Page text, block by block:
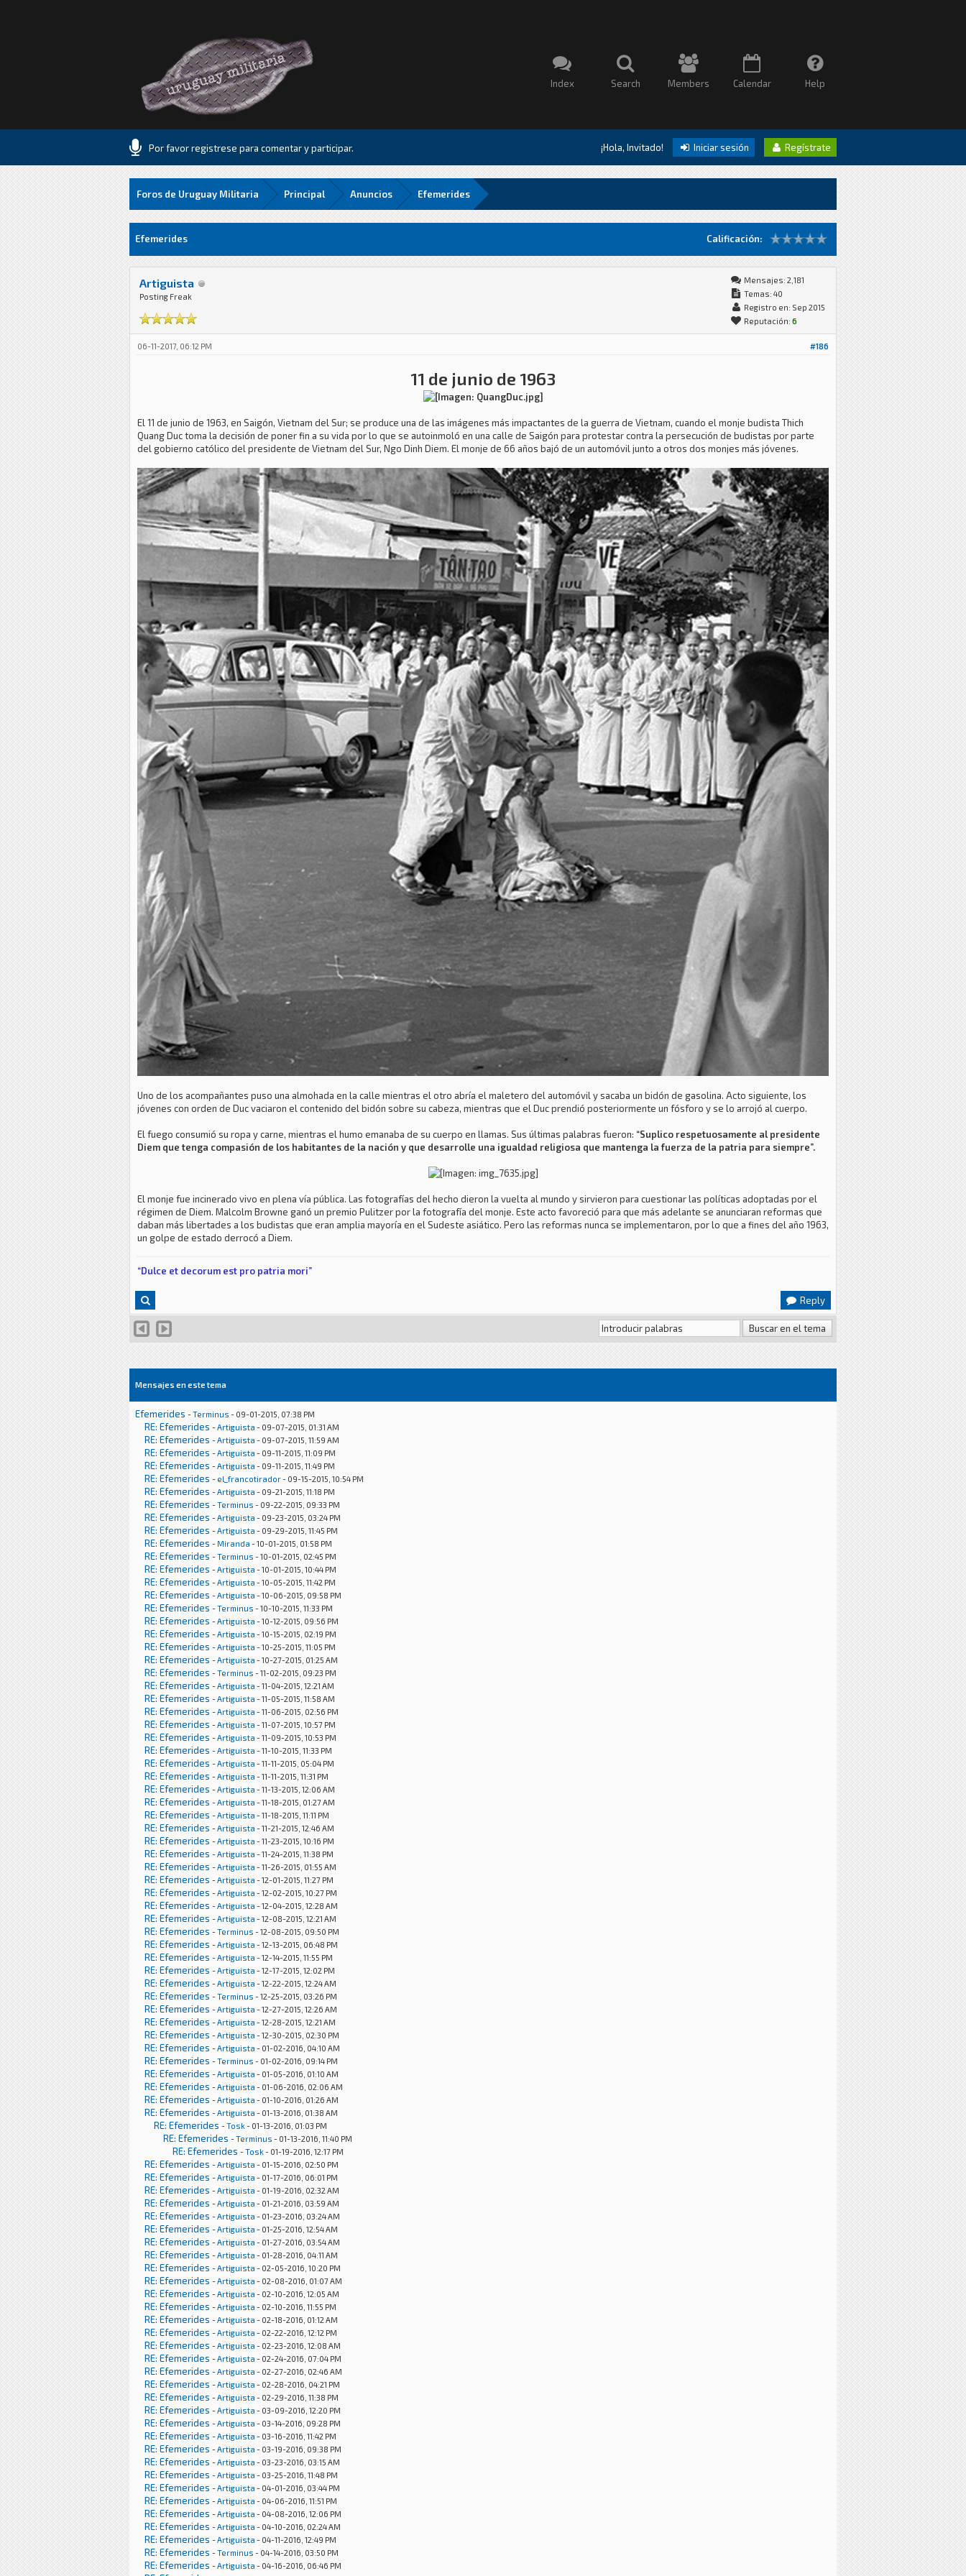
Index Search Members Calendar Help
Por favor registrese para comentar y participar. ¡Hola, Invitado! Iniciar sesión Regístrate
Foros de Uruguay Militaria Principal Anuncios Efemerides
Calificación:
0 voto(s) - 0 Media
1
2
3
4
5 Efemerides
Artiguista
Posting Freak
Mensajes: 2,181
Temas: 40
Registro en: Sep 2015
Reputación: 6
#186
06-11-2017, 06:12 PM
11 de junio de 1963
El 11 de junio de 1963, en Saigón, Vietnam del Sur; se produce una de las imágenes más impactantes de la guerra de Vietnam, cuando el monje budista Thich
Quang Duc toma la decisión de poner fin a su vida por lo que se autoinmoló en una calle de Saigón para protestar contra la persecución de budistas por parte
del gobierno católico del presidente de Vietnam del Sur, Ngo Dinh Diem. El monje de 66 años bajó de un automóvil junto a otros dos monjes más jóvenes.
Uno de los acompañantes puso una almohada en la calle mientras el otro abría el maletero del automóvil y sacaba un bidón de gasolina. Acto siguiente, los
jóvenes con orden de Duc vaciaron el contenido del bidón sobre su cabeza, mientras que el Duc prendió posteriormente un fósforo y se lo arrojó al cuerpo.
El fuego consumió su ropa y carne, mientras el humo emanaba de su cuerpo en llamas. Sus últimas palabras fueron: “Suplico respetuosamente al presidente
Diem que tenga compasión de los habitantes de la nación y que desarrolle una igualdad religiosa que mantenga la fuerza de la patria para siempre”.
El monje fue incinerado vivo en plena vía pública. Las fotografías del hecho dieron la vuelta al mundo y sirvieron para cuestionar las políticas adoptadas por el
régimen de Diem. Malcolm Browne ganó un premio Pulitzer por la fotografía del monje. Este acto favoreció para que más adelante se anunciaran reformas que
daban más libertades a los budistas que eran amplia mayoría en el Sudeste asiático. Pero las reformas nunca se implementaron, por lo que a fines del año 1963,
un golpe de estado derrocó a Diem.
“Dulce et decorum est pro patria mori”
Reply
Mensajes en este tema
Efemerides -Terminus - 09-01-2015, 07:38 PM
RE: Efemerides -Artiguista - 09-07-2015, 01:31 AM
RE: Efemerides -Artiguista - 09-07-2015, 11:59 AM
RE: Efemerides -Artiguista - 09-11-2015, 11:09 PM
RE: Efemerides -Artiguista - 09-11-2015, 11:49 PM
RE: Efemerides - el_francotirador- 09-15-2015, 10:54 PM
RE: Efemerides -Artiguista - 09-21-2015, 11:18 PM
RE: Efemerides -Terminus - 09-22-2015, 09:33 PM
RE: Efemerides -Artiguista - 09-23-2015, 03:24 PM
RE: Efemerides -Artiguista - 09-29-2015, 11:45 PM
RE: Efemerides - Miranda - 10-01-2015, 01:58 PM
RE: Efemerides -Terminus - 10-01-2015, 02:45 PM
RE: Efemerides -Artiguista - 10-01-2015, 10:44 PM
RE: Efemerides -Artiguista - 10-05-2015, 11:42 PM
RE: Efemerides -Artiguista - 10-06-2015, 09:58 PM
RE: Efemerides -Terminus - 10-10-2015, 11:33 PM
RE: Efemerides -Artiguista - 10-12-2015, 09:56 PM
RE: Efemerides -Artiguista - 10-15-2015, 02:19 PM
RE: Efemerides -Artiguista - 10-25-2015, 11:05 PM
RE: Efemerides -Artiguista - 10-27-2015, 01:25 AM
RE: Efemerides -Terminus - 11-02-2015, 09:23 PM
RE: Efemerides -Artiguista - 11-04-2015, 12:21 AM
RE: Efemerides -Artiguista - 11-05-2015, 11:58 AM
RE: Efemerides -Artiguista - 11-06-2015, 02:56 PM
RE: Efemerides -Artiguista - 11-07-2015, 10:57 PM
RE: Efemerides -Artiguista - 11-09-2015, 10:53 PM
RE: Efemerides -Artiguista - 11-10-2015, 11:33 PM
RE: Efemerides -Artiguista - 11-11-2015, 05:04 PM
RE: Efemerides -Artiguista - 11-11-2015, 11:31 PM
RE: Efemerides -Artiguista - 11-13-2015, 12:06 AM
RE: Efemerides -Artiguista - 11-18-2015, 01:27 AM
RE: Efemerides -Artiguista - 11-18-2015, 11:11 PM
RE: Efemerides -Artiguista - 11-21-2015, 12:46 AM
RE: Efemerides -Artiguista - 11-23-2015, 10:16 PM
RE: Efemerides -Artiguista - 11-24-2015, 11:38 PM
RE: Efemerides -Artiguista - 11-26-2015, 01:55 AM
RE: Efemerides -Artiguista - 12-01-2015, 11:27 PM
RE: Efemerides -Artiguista - 12-02-2015, 10:27 PM
RE: Efemerides -Artiguista - 12-04-2015, 12:28 AM
RE: Efemerides -Artiguista - 12-08-2015, 12:21 AM
RE: Efemerides -Terminus - 12-08-2015, 09:50 PM
RE: Efemerides -Artiguista - 12-13-2015, 06:48 PM
RE: Efemerides -Artiguista - 12-14-2015, 11:55 PM
RE: Efemerides -Artiguista - 12-17-2015, 12:02 PM
RE: Efemerides -Artiguista - 12-22-2015, 12:24 AM
RE: Efemerides -Terminus - 12-25-2015, 03:26 PM
RE: Efemerides -Artiguista - 12-27-2015, 12:26 AM
RE: Efemerides -Artiguista - 12-28-2015, 12:21 AM
RE: Efemerides -Artiguista - 12-30-2015, 02:30 PM
RE: Efemerides -Artiguista - 01-02-2016, 04:10 AM
RE: Efemerides -Terminus - 01-02-2016, 09:14 PM
RE: Efemerides -Artiguista - 01-05-2016, 01:10 AM
RE: Efemerides -Artiguista - 01-06-2016, 02:06 AM
RE: Efemerides -Artiguista - 01-10-2016, 01:26 AM
RE: Efemerides -Artiguista - 01-13-2016, 01:38 AM
RE: Efemerides -Tosk- 01-13-2016, 01:03 PM
RE: Efemerides -Terminus - 01-13-2016, 11:40 PM
RE: Efemerides -Tosk- 01-19-2016, 12:17 PM
RE: Efemerides -Artiguista - 01-15-2016, 02:50 PM
RE: Efemerides -Artiguista - 01-17-2016, 06:01 PM
RE: Efemerides -Artiguista - 01-19-2016, 02:32 AM
RE: Efemerides -Artiguista - 01-21-2016, 03:59 AM
RE: Efemerides -Artiguista - 01-23-2016, 03:24 AM
RE: Efemerides -Artiguista - 01-25-2016, 12:54 AM
RE: Efemerides -Artiguista - 01-27-2016, 03:54 AM
RE: Efemerides -Artiguista - 01-28-2016, 04:11 AM
RE: Efemerides -Artiguista - 02-05-2016, 10:20 PM
RE: Efemerides -Artiguista - 02-08-2016, 01:07 AM
RE: Efemerides -Artiguista - 02-10-2016, 12:05 AM
RE: Efemerides -Artiguista - 02-10-2016, 11:55 PM
RE: Efemerides -Artiguista - 02-18-2016, 01:12 AM
RE: Efemerides -Artiguista - 02-22-2016, 12:12 PM
RE: Efemerides -Artiguista - 02-23-2016, 12:08 AM
RE: Efemerides -Artiguista - 02-24-2016, 07:04 PM
RE: Efemerides -Artiguista - 02-27-2016, 02:46 AM
RE: Efemerides -Artiguista - 02-28-2016, 04:21 PM
RE: Efemerides -Artiguista - 02-29-2016, 11:38 PM
RE: Efemerides -Artiguista - 03-09-2016, 12:20 PM
RE: Efemerides -Artiguista - 03-14-2016, 09:28 PM
RE: Efemerides -Artiguista - 03-16-2016, 11:42 PM
RE: Efemerides -Artiguista - 03-19-2016, 09:38 PM
RE: Efemerides -Artiguista - 03-23-2016, 03:15 AM
RE: Efemerides -Artiguista - 03-25-2016, 11:48 PM
RE: Efemerides -Artiguista - 04-01-2016, 03:44 PM
RE: Efemerides -Artiguista - 04-06-2016, 11:51 PM
RE: Efemerides -Artiguista - 04-08-2016, 12:06 PM
RE: Efemerides -Artiguista - 04-10-2016, 02:24 AM
RE: Efemerides -Artiguista - 04-11-2016, 12:49 PM
RE: Efemerides -Terminus - 04-14-2016, 03:50 PM
RE: Efemerides -Artiguista - 04-16-2016, 06:46 PM